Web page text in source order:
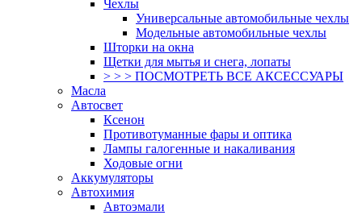
Чехлы
Универсальные автомобильные чехлы
Модельные автомобильные чехлы
Шторки на окна
Щетки для мытья и снега, лопаты
> > > ПОСМОТРЕТЬ ВСЕ АКСЕССУАРЫ
Масла
Автосвет
Ксенон
Противотуманные фары и оптика
Лампы галогенные и накаливания
Ходовые огни
Аккумуляторы
Автохимия
Автоэмали